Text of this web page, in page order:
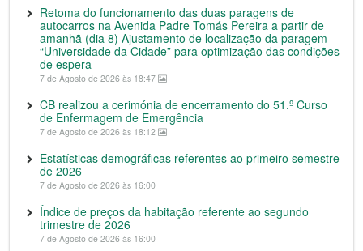
Retoma do funcionamento das duas paragens de
autocarros na Avenida Padre Tomás Pereira a partir de
amanhã (dia 8) Ajustamento de localização da paragem
“Universidade da Cidade” para optimização das condições
de espera
7 de Agosto de 2026 às 18:47
CB realizou a cerimónia de encerramento do 51.º Curso
de Enfermagem de Emergência
7 de Agosto de 2026 às 18:12
Estatísticas demográficas referentes ao primeiro semestre
de 2026
7 de Agosto de 2026 às 16:00
Índice de preços da habitação referente ao segundo
trimestre de 2026
7 de Agosto de 2026 às 16:00